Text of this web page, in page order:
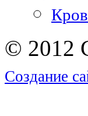
© 2012
Создание